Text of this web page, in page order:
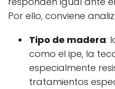
Por ello, conviene
Tipo de madera:
como el ipe, la
especialmente
tratamientos